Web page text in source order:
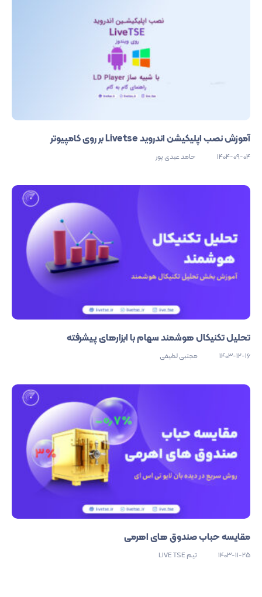
آموزش نصب اپلیکیشن اندروید Livetse بر روی کامپیوتر
1404-09-04 حامد عبدی پور
تحلیل تکنیکال هوشمند سهام با ابزارهای پیشرفته
1403-12-16 مجتبی لطیفی
مقایسه حباب صندوق های اهرمی
1403-11-25 تیم LIVE TSE